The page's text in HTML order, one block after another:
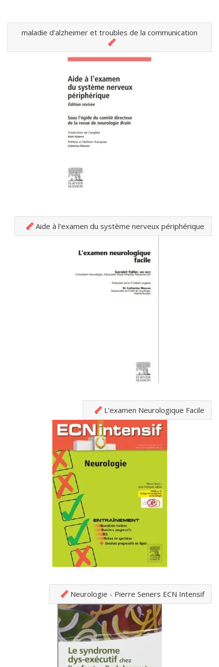
maladie d'alzheimer et troubles de la communication
Aide à l'examen du système nerveux périphérique
L'examen Neurologique Facile
Neurologie - Pierre Seners ECN Intensif